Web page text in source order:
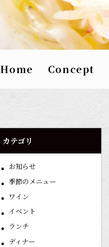
Home Concept
カテゴリ
お知らせ
季節のメニュー
ワイン
イベント
ランチ
ディナー